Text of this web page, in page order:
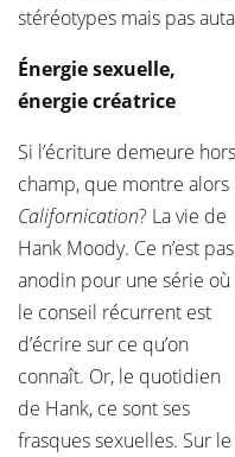
stéréotypes mais pas
Énergie sexuelle,
énergie créatrice
Si l’écriture demeure hors
champ, que montre alors
Californication? La vie de
Hank Moody. Ce n’est pas
anodin pour une série où
le conseil récurrent est
d’écrire sur ce qu’on
connaît. Or, le quotidien
de Hank, ce sont ses
frasques sexuelles. Sur le